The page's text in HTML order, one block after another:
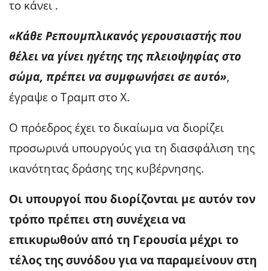
το κάνει .
«Κάθε Ρεπουμπλικανός γερουσιαστής που
θέλει να γίνει ηγέτης της πλειοψηφίας στο
σώμα, πρέπει να συμφωνήσει σε αυτό»,
έγραψε ο Τραμπ στο Χ.
Ο πρόεδρος έχει το δικαίωμα να διορίζει
προσωρινά υπουργούς για τη διασφάλιση της
ικανότητας δράσης της κυβέρνησης.
Οι υπουργοί που διορίζονται με αυτόν τον
τρόπο πρέπει στη συνέχεια να
επικυρωθούν από τη Γερουσία μέχρι το
τέλος της συνόδου για να παραμείνουν στη